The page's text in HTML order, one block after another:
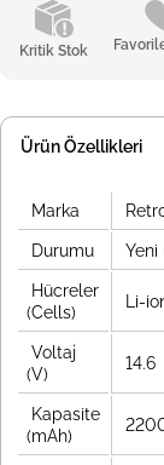
Kritik Stok
Ürün Özellikleri
Marka
Durumu Yeni
Hücreler
(Cells)
Li-
Voltaj
(V)
14.6
Kapasite
(mAh)